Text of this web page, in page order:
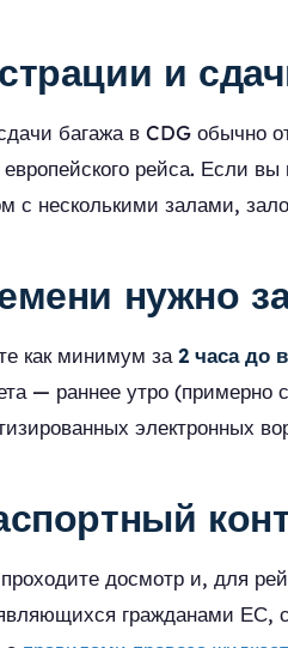
и
багажа в CDG обычно
рейса. Если
с несколькими залами,
нужно
как минимум за 2 часа до
— раннее утро (примерно
электронных
досмотр и, для
гражданами ЕС,